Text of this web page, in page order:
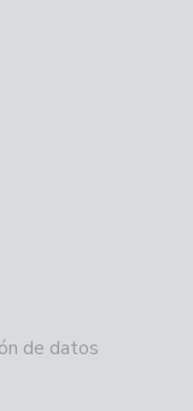
de datos